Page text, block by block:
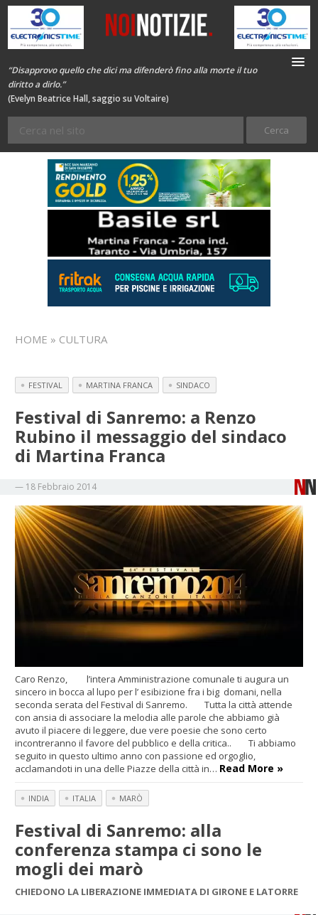
“Disapprovo quello che dici ma difenderò fino alla morte il tuo
diritto a dirlo.”
(Evelyn Beatrice Hall, saggio su Voltaire)
HOME » CULTURA
FESTIVAL MARTINA FRANCA SINDACO
Festival di Sanremo: a Renzo
Rubino il messaggio del sindaco
di Martina Franca
— 18 Febbraio 2014
Caro Renzo, l’intera Amministrazione comunale ti augura un
sincero in bocca al lupo per l’ esibizione fra i big domani, nella
seconda serata del Festival di Sanremo. Tutta la città attende
con ansia di associare la melodia alle parole che abbiamo già
avuto il piacere di leggere, due vere poesie che sono certo
incontreranno il favore del pubblico e della critica.. Ti abbiamo
seguito in questo ultimo anno con passione ed orgoglio,
acclamandoti in una delle Piazze della città in… Read More »
INDIA ITALIA MARÒ
Festival di Sanremo: alla
conferenza stampa ci sono le
mogli dei marò
CHIEDONO LA LIBERAZIONE IMMEDIATA DI GIRONE E LATORRE